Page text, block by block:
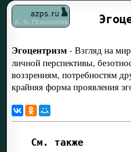
Эгоцентризм- Взгляд на
личной перспективы,
воззрениям, потребностям
крайняя форма проявления
См. также